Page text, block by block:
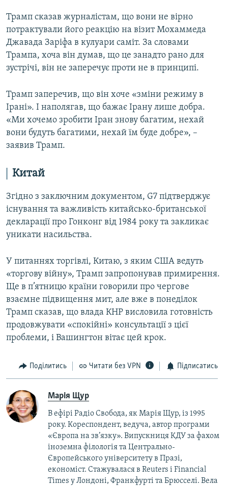
Трамп сказав журналістам, що вони не вірно
потрактували його реакцію на візит Мохаммеда
Джавада Заріфа в кулуари саміт. За словами
Трампа, хоча він думав, що це занадто рано для
зустрічі, він не заперечує проти не в принципі.
Трамп заперечив, що він хоче «зміни режиму в
Ірані». І наполягав, що бажає Ірану лише добра.
«Ми хочемо зробити Іран знову багатим, нехай
вони будуть багатими, нехай їм буде добре», –
заявив Трамп.
Китай
Згідно з заключним документом, G7 підтверджує
існування та важливість китайсько-британської
декларації про Гонконг від 1984 року та закликає
уникати насильства.
У питаннях торгівлі, Китаю, з яким США ведуть
«торгову війну», Трамп запропонував примирення.
Ще в п’ятницю країни говорили про чергове
взаємне підвищення мит, але вже в понеділок
Трамп сказав, що влада КНР висловила готовність
продовжувати «спокійні» консультації з цієї
проблеми, і Вашингтон вітає цей крок.
Поділитись Читати без VPN Підписатись
Марія Щур
В ефірі Радіо Свобода, як Марія Щур, із 1995
року. Кореспондент, ведуча, автор програми
«Європа на зв’язку». Випускниця КДУ за фахом
іноземна філологія та Центрально-
Європейського університету в Празі,
економіст. Стажувалася в Reuters і Financial
Times у Лондоні, Франкфурті та Брюсселі. Вела